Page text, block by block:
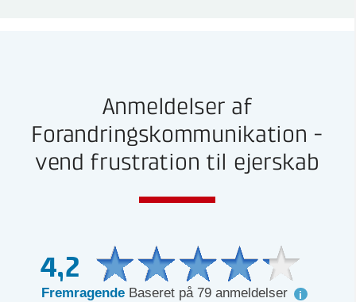
Anmeldelser af
Forandringskommunikation -
vend frustration til ejerskab
4,2
Fremragende Baseret på 79 anmeldelser